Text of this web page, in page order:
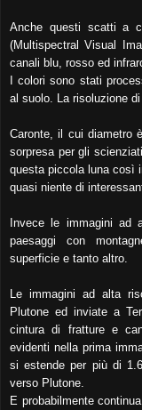
Anche questi scatti a
(Multispectral Visual
canali blu, rosso ed
I colori sono stati
al suolo. La risoluzione
Caronte, il cui diametro
sorpresa per gli
questa piccola luna così
quasi niente di
Invece le immagini ad
paesaggi con
superficie e tanto altro.
Le immagini ad alta
Plutone ed inviate a
cintura di fratture e
evidenti nella prima
si estende per più di
verso Plutone.
E probabilmente